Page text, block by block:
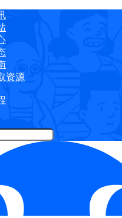
资源